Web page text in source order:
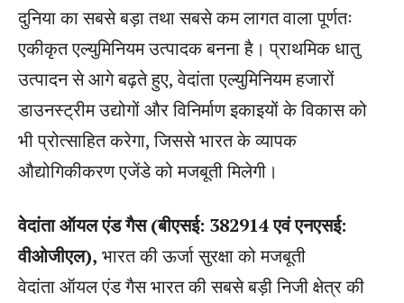
दुनिया का सबसे बड़ा तथा सबसे कम लागत वाला पूर्णतः
एकीकृत एल्युमिनियम उत्पादक बनना है। प्राथमिक धातु
उत्पादन से आगे बढ़ते हुए, वेदांता एल्युमिनियम हजारों
डाउनस्ट्रीम उद्योगों और विनिर्माण इकाइयों के विकास को
भी प्रोत्साहित करेगा, जिससे भारत के व्यापक
औद्योगिकीकरण एजेंडे को मजबूती मिलेगी।
वेदांता ऑयल एंड गैस (बीएसई: 382914 एवं एनएसई:
वीओजीएल), भारत की ऊर्जा सुरक्षा को मजबूती
वेदांता ऑयल एंड गैस भारत की सबसे बड़ी निजी क्षेत्र की